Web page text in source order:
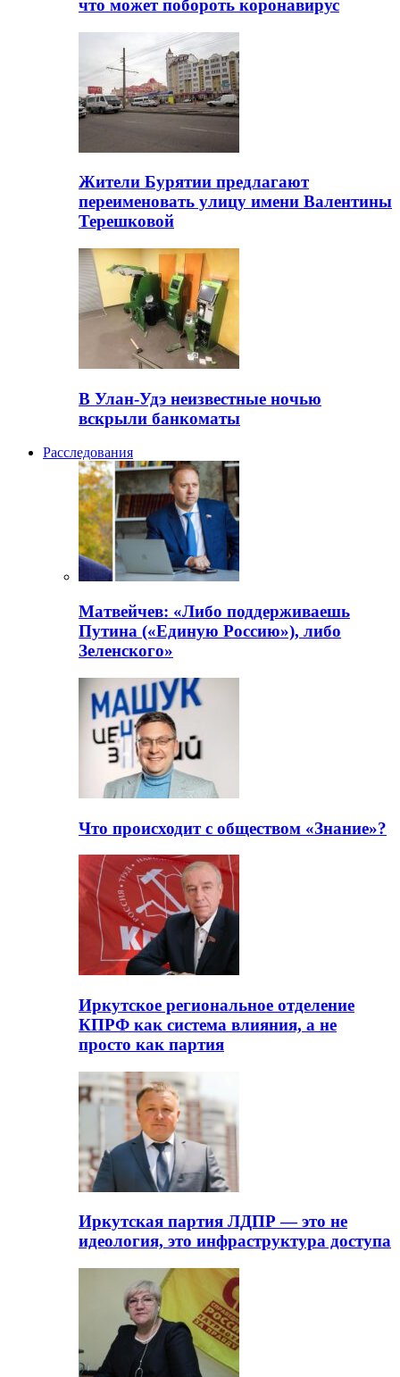
что может побороть коронавирус
Жители Бурятии предлагают
переименовать улицу имени Валентины
Терешковой
В Улан-Удэ неизвестные ночью
вскрыли банкоматы
Расследования
Матвейчев: «Либо поддерживаешь
Путина («Единую Россию»), либо
Зеленского»
Что происходит с обществом «Знание»?
Иркутское региональное отделение
КПРФ как система влияния, а не
просто как партия
Иркутская партия ЛДПР — это не
идеология, это инфраструктура доступа